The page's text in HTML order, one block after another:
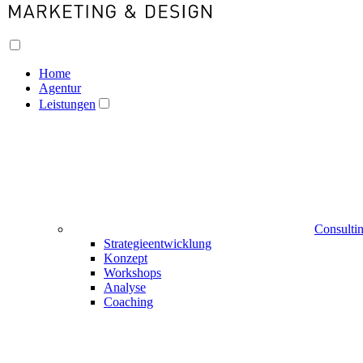
Home
Agentur
Leistungen
Strategieentwicklung
Konzept
Workshops
Analyse
Coaching